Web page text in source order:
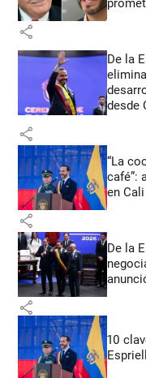
share
De la
desde
share
“La
café”:
en Cali
share
De la
share
10